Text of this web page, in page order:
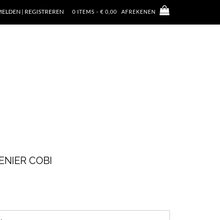
| REGISTREREN 0 ITEMS - € 0,00 AFREKENEN
COBI